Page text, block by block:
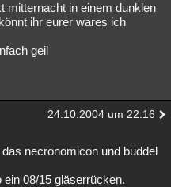
mitternacht in einem dunklen
ihr eurer wares ich
geil
24.10.2004 um 22:16
necronomicon und buddel
08/15 gläserrücken.